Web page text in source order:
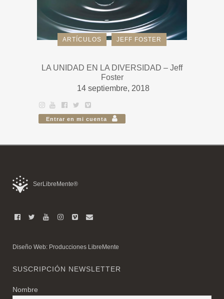
ARTÍCULOS JEFF FOSTER
LA UNIDAD EN LA DIVERSIDAD – Jeff
Foster
14 septiembre, 2018
Entrar en mi cuenta
SerLibreMente®
Diseño Web: Producciones LibreMente
SUSCRIPCIÓN NEWSLETTER
Nombre